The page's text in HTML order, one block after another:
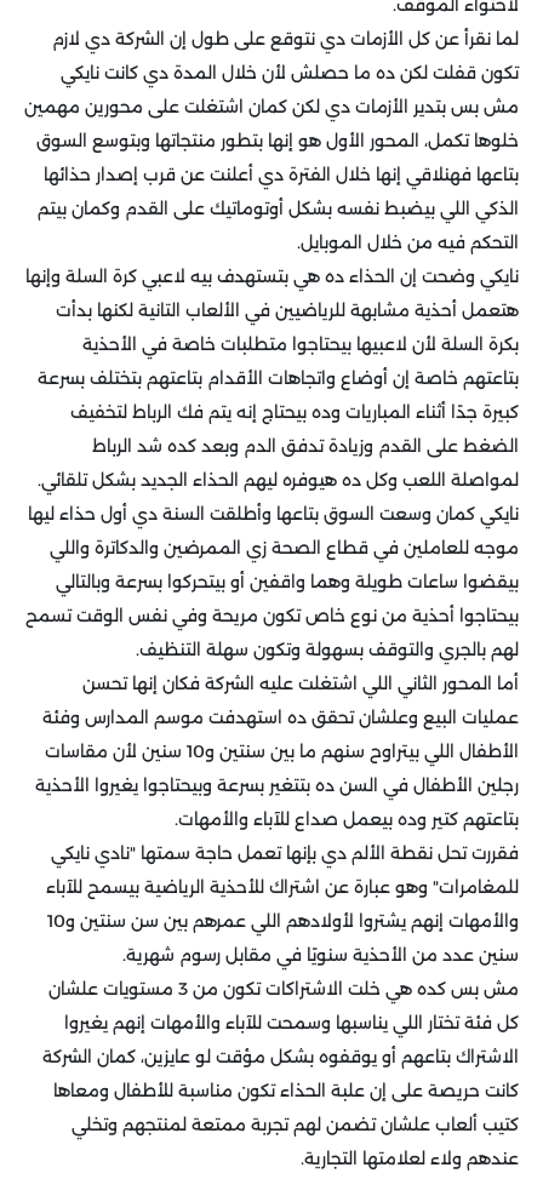
لما نقرأ عن كل الأزمات دي نتوقع على طول إن الشركة دي لازم
تكون قفلت لكن ده ما حصلش لأن خلال المدة دي كانت نايكي
مش بس بتدير الأزمات دي لكن كمان اشتغلت على محورين مهمين
خلوها تكمل، المحور الأول هو إنها بتطور منتجاتها وبتوسع السوق
بتاعها فهنلاقي إنها خلال الفترة دي أعلنت عن قرب إصدار حذائها
الذكي اللي بيضبط نفسه بشكل أوتوماتيك على القدم وكمان بيتم
التحكم فيه من خلال الموبايل.
نايكي وضحت إن الحذاء ده هي بتستهدف بيه لاعبي كرة السلة وإنها
هتعمل أحذية مشابهة للرياضيين في الألعاب التانية لكنها بدأت
بكرة السلة لأن لاعبيها بيحتاجوا متطلبات خاصة في الأحذية
بتاعتهم خاصة إن أوضاع واتجاهات الأقدام بتاعتهم بتختلف بسرعة
كبيرة جدًا أثناء المباريات وده بيحتاج إنه يتم فك الرباط لتخفيف
الضغط على القدم وزيادة تدفق الدم وبعد كده شد الرباط
لمواصلة اللعب وكل ده هيوفره ليهم الحذاء الجديد بشكل تلقائي.
نايكي كمان وسعت السوق بتاعها وأطلقت السنة دي أول حذاء ليها
موجه للعاملين في قطاع الصحة زي الممرضين والدكاترة واللي
بيقضوا ساعات طويلة وهما واقفين أو بيتحركوا بسرعة وبالتالي
بيحتاجوا أحذية من نوع خاص تكون مريحة وفي نفس الوقت تسمح
لهم بالجري والتوقف بسهولة وتكون سهلة التنظيف.
أما المحور الثاني اللي اشتغلت عليه الشركة فكان إنها تحسن
عمليات البيع وعلشان تحقق ده استهدفت موسم المدارس وفئة
الأطفال اللي بيتراوح سنهم ما بين سنتين و10 سنين لأن مقاسات
رجلين الأطفال في السن ده بتتغير بسرعة وبيحتاجوا يغيروا الأحذية
بتاعتهم كتير وده بيعمل صداع للآباء والأمهات.
فقررت تحل نقطة الألم دي بإنها تعمل حاجة سمتها "نادي نايكي
للمغامرات" وهو عبارة عن اشتراك للأحذية الرياضية بيسمح للآباء
والأمهات إنهم يشتروا لأولادهم اللي عمرهم بين سن سنتين و10
سنين عدد من الأحذية سنويًا في مقابل رسوم شهرية.
مش بس كده هي خلت الاشتراكات تكون من 3 مستويات علشان
كل فئة تختار اللي يناسبها وسمحت للآباء والأمهات إنهم يغيروا
الاشتراك بتاعهم أو يوقفوه بشكل مؤقت لو عايزين، كمان الشركة
كانت حريصة على إن علبة الحذاء تكون مناسبة للأطفال ومعاها
كتيب ألعاب علشان تضمن لهم تجربة ممتعة لمنتجهم وتخلي
عندهم ولاء لعلامتها التجارية.